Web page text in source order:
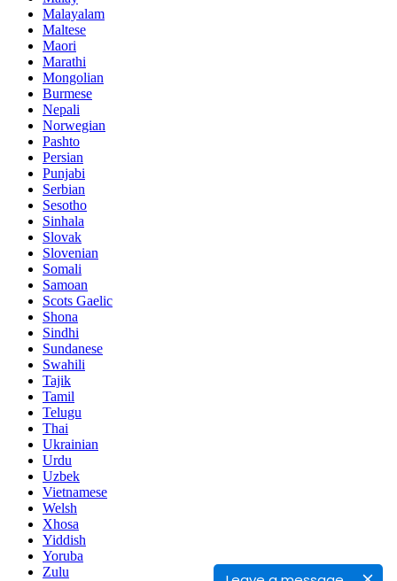
Malayalam
Maltese
Maori
Marathi
Mongolian
Burmese
Nepali
Norwegian
Pashto
Persian
Punjabi
Serbian
Sesotho
Sinhala
Slovak
Slovenian
Somali
Samoan
Scots Gaelic
Shona
Sindhi
Sundanese
Swahili
Tajik
Tamil
Telugu
Thai
Ukrainian
Urdu
Uzbek
Vietnamese
Welsh
Xhosa
Yiddish
Yoruba
Zulu